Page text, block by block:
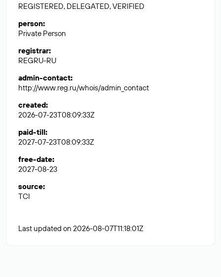
REGISTERED, DELEGATED, VERIFIED
person:
Private Person
registrar:
REGRU-RU
admin-contact:
http://www.reg.ru/whois/admin_contact
created:
2026-07-23T08:09:33Z
paid-till:
2027-07-23T08:09:33Z
free-date:
2027-08-23
source:
TCI
Last updated on 2026-08-07T11:18:01Z